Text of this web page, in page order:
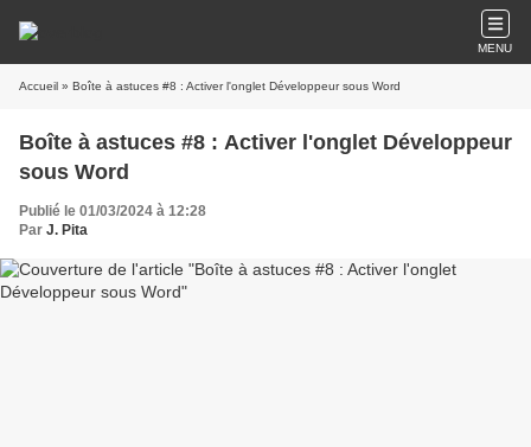
MENU
Accueil » Boîte à astuces #8 : Activer l'onglet Développeur sous Word
Boîte à astuces #8 : Activer l'onglet Développeur
sous Word
Publié le 01/03/2024 à 12:28
Par J. Pita